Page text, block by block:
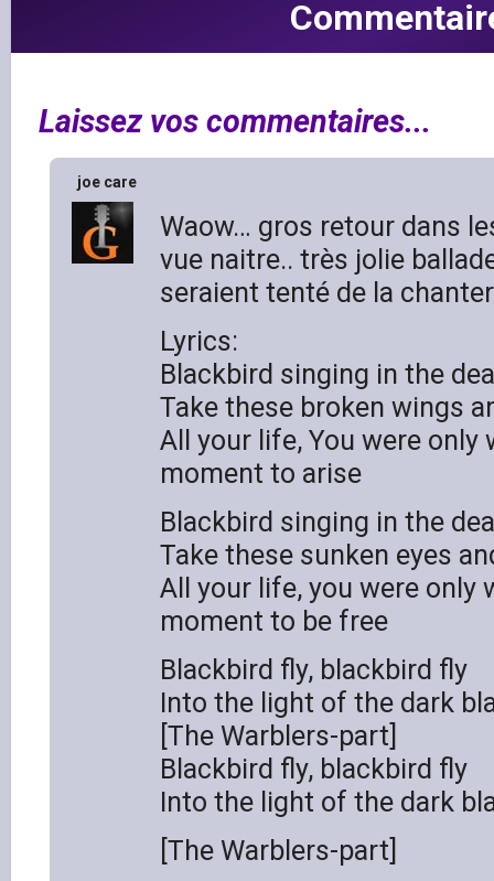
Laissez vos commentaires...
joe care
Waow… gros retour dans
vue naitre.. très jolie
seraient tenté de la
Lyrics:
Blackbird singing in the
Take these broken wings
All your life, You were
moment to arise
Blackbird singing in the
Take these sunken eyes
All your life, you were only
moment to be free
Blackbird fly, blackbird fly
Into the light of the dark
[The Warblers-part]
Blackbird fly, blackbird fly
Into the light of the dark
[The Warblers-part]